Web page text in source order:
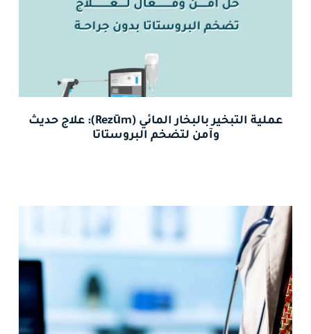
عملية التبخير بالبخار المائي (Rezūm): علاج حديث
وآمن لتضخم البروستاتا